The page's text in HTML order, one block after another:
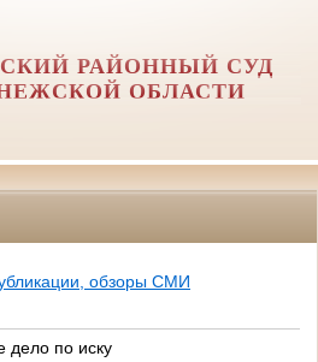
РАЙОННЫЙ СУД
ОБЛАСТИ
обзоры СМИ
дело по иску